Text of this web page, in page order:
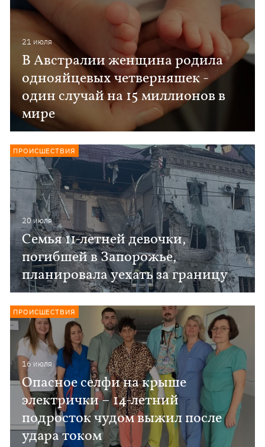
21 июля
В Австралии женщина родила
однояйцевых четверняшек -
один случай на 15 миллионов в
мире
20 июля
Семья 11-летней девочки,
погибшей в Запорожье,
планировала уехать за границу
ПРОИСШЕСТВИЯ
16 июля
Опасное селфи на крыше
электрички – 14-летний
подросток чудом выжил после
удара током
ПРОИСШЕСТВИЯ